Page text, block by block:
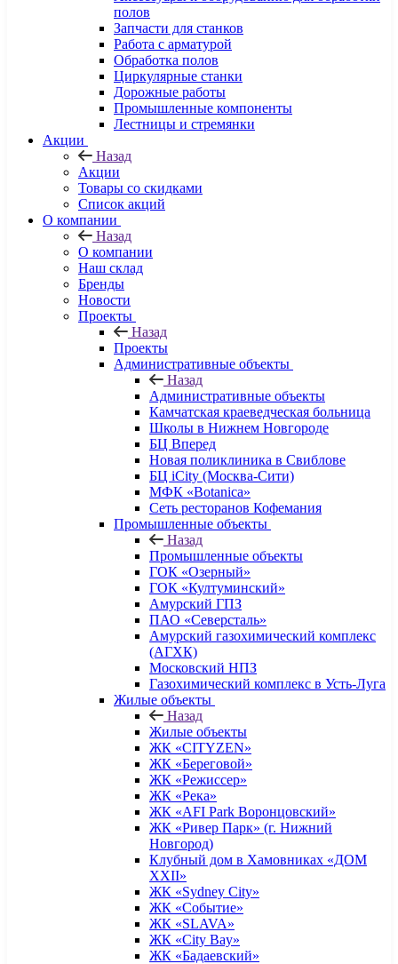
полов
Запчасти для станков
Работа с арматурой
Обработка полов
Циркулярные станки
Дорожные работы
Промышленные компоненты
Лестницы и стремянки
Акции
Назад
Акции
Товары со скидками
Список акций
О компании
Назад
О компании
Наш склад
Бренды
Новости
Проекты
Назад
Проекты
Административные объекты
Назад
Административные объекты
Камчатская краеведческая больница
Школы в Нижнем Новгороде
БЦ Вперед
Новая поликлиника в Свиблове
БЦ iCity (Москва-Сити)
МФК «Botanica»
Сеть ресторанов Кофемания
Промышленные объекты
Назад
Промышленные объекты
ГОК «Озерный»
ГОК «Култуминский»
Амурский ГПЗ
ПАО «Северсталь»
Амурский газохимический комплекс
(АГХК)
Московский НПЗ
Газохимический комплекс в Усть-Луга
Жилые объекты
Назад
Жилые объекты
ЖК «CITYZEN»
ЖК «Береговой»
ЖК «Режиссер»
ЖК «Река»
ЖК «AFI Park Воронцовский»
ЖК «Ривер Парк» (г. Нижний
Новгород)
Клубный дом в Хамовниках «ДОМ
XXII»
ЖК «Sydney City»
ЖК «Событие»
ЖК «SLAVA»
ЖК «City Bay»
ЖК «Бадаевский»